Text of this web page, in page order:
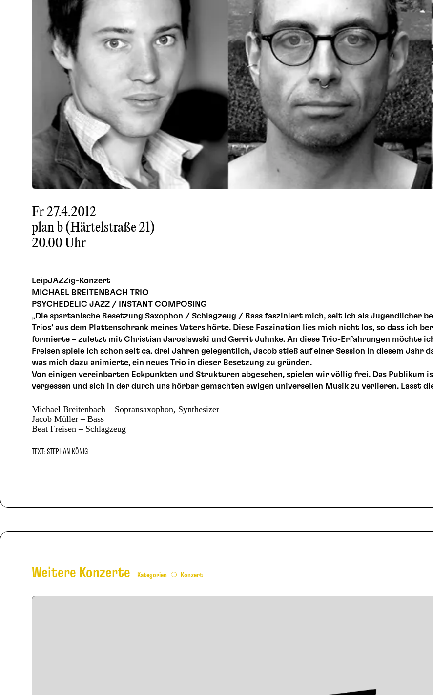
Fr27.4.2012
plan b (Härtelstraße 21)
20.00 Uhr
LeipJAZZig-Konzert
MICHAEL BREITENBACH TRIO
PSYCHEDELIC JAZZ / INSTANT COMPOSING
„Die spartanische Besetzung Saxophon / Schlagzeug / Bass fasziniert mich, seit ich als Jugendlicher
Trios‘ aus dem Plattenschrank meines Vaters hörte. Diese Faszination lies mich nicht los, so dass ich
formierte – zuletzt mit Christian Jaroslawski und Gerrit Juhnke. An diese Trio-Erfahrungen möchte
Freisen spiele ich schon seit ca. drei Jahren gelegentlich, Jacob stieß auf einer Session in diesem
was mich dazu animierte, ein neues Trio in dieser Besetzung zu gründen.
Von einigen vereinbarten Eckpunkten und Strukturen abgesehen, spielen wir völlig frei. Das Publikum
vergessen und sich in der durch uns hörbar gemachten ewigen universellen Musik zu verlieren. Lasst
Michael Breitenbach – Sopransaxophon, Synthesizer
Jacob Müller – Bass
Beat Freisen – Schlagzeug
TEXT: STEPHAN KÖNIG
Weitere Konzerte Kategorien Konzert